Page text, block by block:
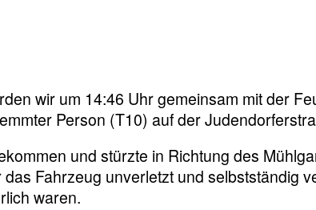
wir um 14:46 Uhr gemeinsam mit der
Person (T10) auf der
und stürzte in Richtung des
Fahrzeug unverletzt und selbstständig
waren.